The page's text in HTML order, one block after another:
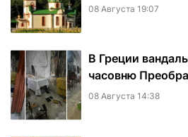
08 Августа 19:07
В Греции
часовню
08 Августа 14:38